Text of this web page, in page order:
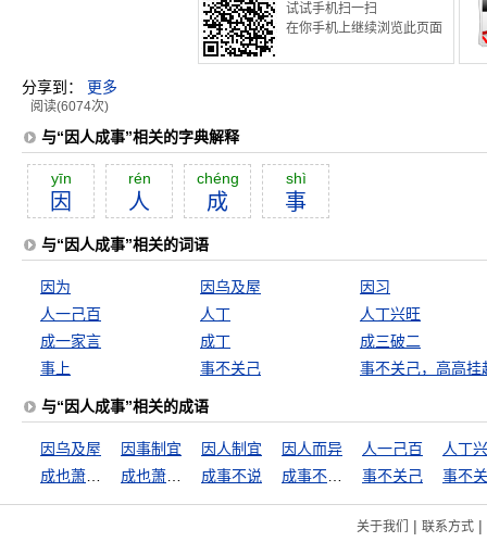
试试手机扫一扫
在你手机上继续浏览此页面
分享到： 更多
阅读(6074次)
与“因人成事”相关的字典解释
yīn
因
rén
人
chéng
成
shì
事
与“因人成事”相关的词语
因为 因乌及屋
因习
人一己百
人丁
人丁兴旺
成一家言
成丁
成三破二
事上
事不关己 事不关己，高高挂
与“因人成事”相关的成语
因乌及屋 因事制宜 因人制宜 因人而异 人一己百
人丁
成事不说 事不关己
关于我们 | 联系方式|